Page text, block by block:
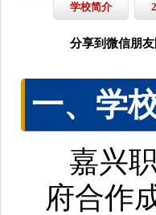
学校简介
分享到微信朋友
一、学
嘉兴
府合作